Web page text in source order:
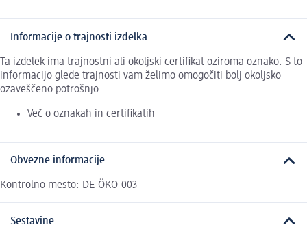
Informacije o trajnosti izdelka
Ta izdelek ima trajnostni ali okoljski certifikat oziroma oznako. S to
informacijo glede trajnosti vam želimo omogočiti bolj okoljsko
ozaveščeno potrošnjo.
Več o oznakah in certifikatih
Obvezne informacije
Kontrolno mesto: DE-ÖKO-003
Sestavine